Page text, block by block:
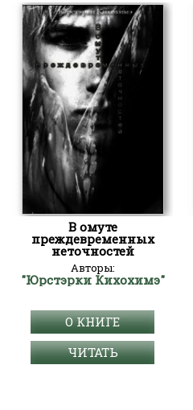
В омуте
преждевременных
неточностей
Авторы:
"Юрстэрки Кихохимэ"
О КНИГЕ
ЧИТАТЬ